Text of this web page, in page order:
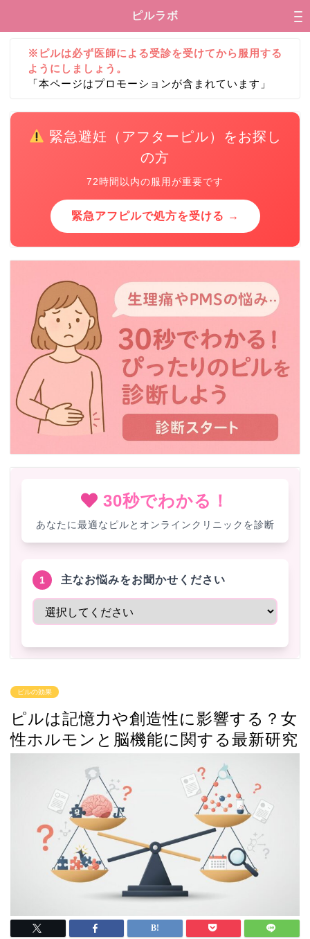
ピルラボ
※ピルは必ず医師による受診を受けてから服用する
ようにしましょう。
「本ページはプロモーションが含まれています」
緊急避妊（アフターピル）をお探し
の方
72時間以内の服用が重要です
緊急アフピルで処方を受ける →
30秒でわかる！
あなたに最適なピルとオンラインクリニックを診断
1 主なお悩みをお聞かせください
ピルの効果
ピルは記憶力や創造性に影響する？女
性ホルモンと脳機能に関する最新研究